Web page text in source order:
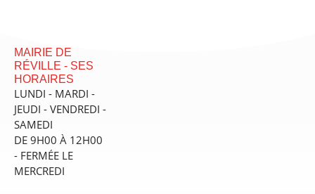
MAIRIE DE
RÉVILLE - SES
HORAIRES
LUNDI - MARDI -
JEUDI - VENDREDI -
SAMEDI
DE 9H00 À 12H00
- FERMÉE LE
MERCREDI